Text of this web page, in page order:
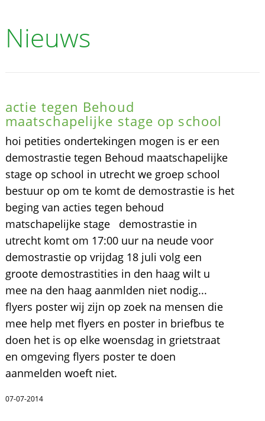
Nieuws
actie tegen Behoud
maatschapelijke stage op school
hoi petities ondertekingen mogen is er een
demostrastie tegen Behoud maatschapelijke
stage op school in utrecht we groep school
bestuur op om te komt de demostrastie is het
beging van acties tegen behoud
matschapelijke stage demostrastie in
utrecht komt om 17:00 uur na neude voor
demostrastie op vrijdag 18 juli volg een
groote demostrastities in den haag wilt u
mee na den haag aanmlden niet nodig...
flyers poster wij zijn op zoek na mensen die
mee help met flyers en poster in briefbus te
doen het is op elke woensdag in grietstraat
en omgeving flyers poster te doen
aanmelden woeft niet.
07-07-2014